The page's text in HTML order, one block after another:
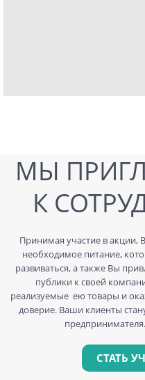
МЫ
К
Принимая участие в акции,
необходимое питание,
развиваться, а также Вы
публики к своей
реализуемые ею товары и
доверие. Ваши клиенты
СТАТЬ